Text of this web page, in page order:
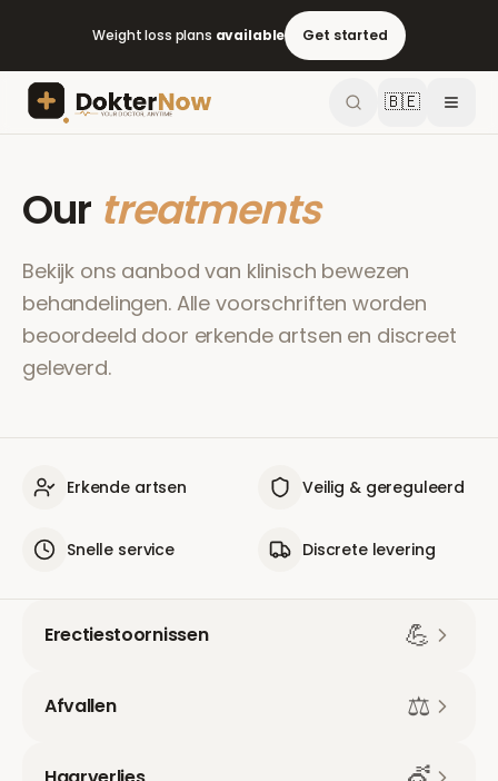
Weight loss plans available Get started
🇧🇪
Our treatments
Bekijk ons aanbod van klinisch bewezen
behandelingen. Alle voorschriften worden
beoordeeld door erkende artsen en discreet
geleverd.
Erkende artsen Veilig & gereguleerd
Snelle service Discrete levering
Erectiestoornissen 💪
Afvallen ⚖️